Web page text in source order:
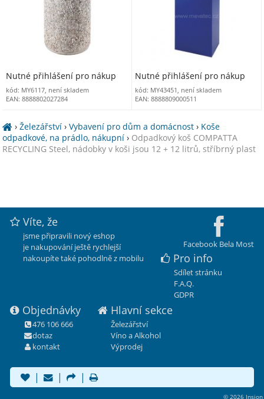
Nutné přihlášení pro nákup
kód: MY6117, není skladem
EAN: 8888802027284
Nutné přihlášení pro nákup
kód: MY43451, není skladem
EAN: 8888809000511
›Železářství ›Vybavení pro dům a domácnost › Koše
odpadkové, na prádlo, nákupní › Odpadkový koš COMPATTA
RECYCLING Steel, nádobky v koši jsou 12 + 12 litrů, stříbrný plast
Facebook Bela Most
Víte, že
jsme připravili nový eshop
je nakupování ještě rychlejší
nakoupíte také pohodlně z mobilu
Pro info
Sdílet stránku
F.A.Q.
GDPR
Objednávky
476 106 666
dotaz
kontakt
Hlavní sekce
Železářství
Víno a Alkohol
Výprodej
| | |
© 2026 Insion